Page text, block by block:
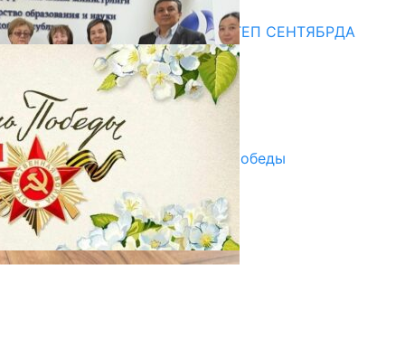
Медиа
СУЗАКТА 750 ОРУНДУУ МЕКТЕП СЕНТЯБРДА
ПАЙДАЛАНУУГА БЕРИЛЕТ
07.08.2025
Улуу Жеңиштин жандуу сөзү
29.04.2025
Награды в преддверии Дня Победы
29.04.2025